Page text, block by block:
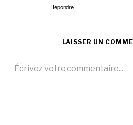
Répondre
LAISSER UN